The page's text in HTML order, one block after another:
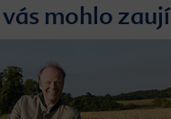
mohlo